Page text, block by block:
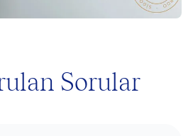
Sorular